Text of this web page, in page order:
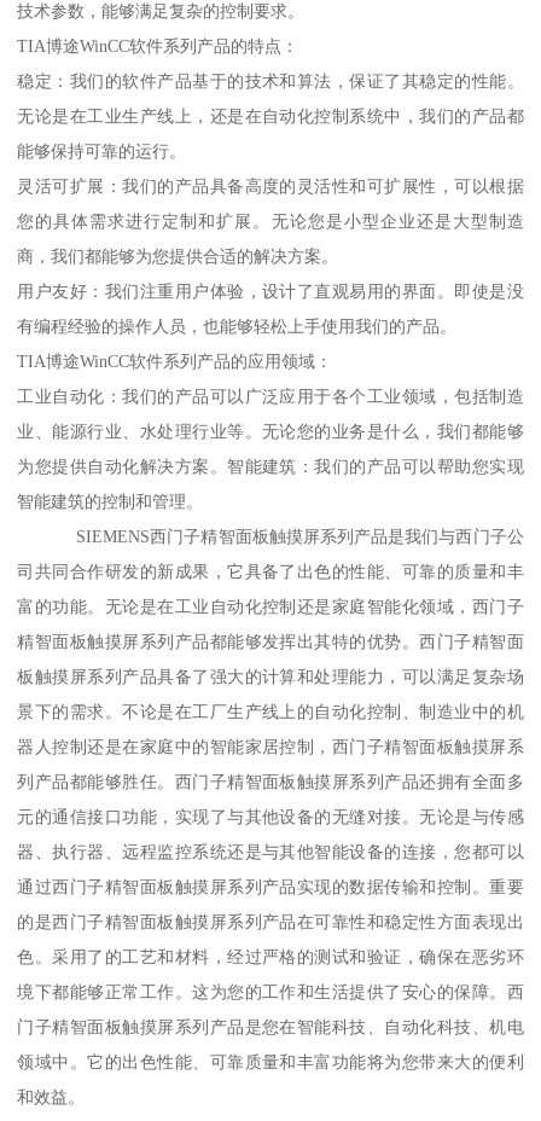
技术参数，能够满足复杂的控制要求。
TIA博途WinCC软件系列产品的特点：
稳定：我们的软件产品基于的技术和算法，保证了其稳定的性能。
无论是在工业生产线上，还是在自动化控制系统中，我们的产品都
能够保持可靠的运行。
灵活可扩展：我们的产品具备高度的灵活性和可扩展性，可以根据
您的具体需求进行定制和扩展。无论您是小型企业还是大型制造
商，我们都能够为您提供合适的解决方案。
用户友好：我们注重用户体验，设计了直观易用的界面。即使是没
有编程经验的操作人员，也能够轻松上手使用我们的产品。
TIA博途WinCC软件系列产品的应用领域：
工业自动化：我们的产品可以广泛应用于各个工业领域，包括制造
业、能源行业、水处理行业等。无论您的业务是什么，我们都能够
为您提供自动化解决方案。智能建筑：我们的产品可以帮助您实现
智能建筑的控制和管理。
SIEMENS西门子精智面板触摸屏系列产品是我们与西门子公
司共同合作研发的新成果，它具备了出色的性能、可靠的质量和丰
富的功能。无论是在工业自动化控制还是家庭智能化领域，西门子
精智面板触摸屏系列产品都能够发挥出其特的优势。西门子精智面
板触摸屏系列产品具备了强大的计算和处理能力，可以满足复杂场
景下的需求。不论是在工厂生产线上的自动化控制、制造业中的机
器人控制还是在家庭中的智能家居控制，西门子精智面板触摸屏系
列产品都能够胜任。西门子精智面板触摸屏系列产品还拥有全面多
元的通信接口功能，实现了与其他设备的无缝对接。无论是与传感
器、执行器、远程监控系统还是与其他智能设备的连接，您都可以
通过西门子精智面板触摸屏系列产品实现的数据传输和控制。重要
的是西门子精智面板触摸屏系列产品在可靠性和稳定性方面表现出
色。采用了的工艺和材料，经过严格的测试和验证，确保在恶劣环
境下都能够正常工作。这为您的工作和生活提供了安心的保障。西
门子精智面板触摸屏系列产品是您在智能科技、自动化科技、机电
领域中。它的出色性能、可靠质量和丰富功能将为您带来大的便利
和效益。